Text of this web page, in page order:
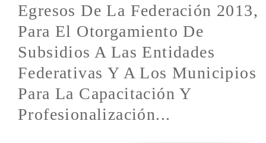
Egresos De La Federación 2013,
Para El Otorgamiento De
Subsidios A Las Entidades
Federativas Y A Los Municipios
Para La Capacitación Y
Profesionalización...